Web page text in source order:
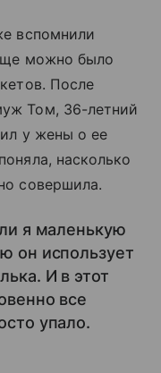
вспомнили
можно было
После
Том, 36-летний
у жены о ее
насколько
совершила.
я маленькую
он использует
И в этот
все
упало.